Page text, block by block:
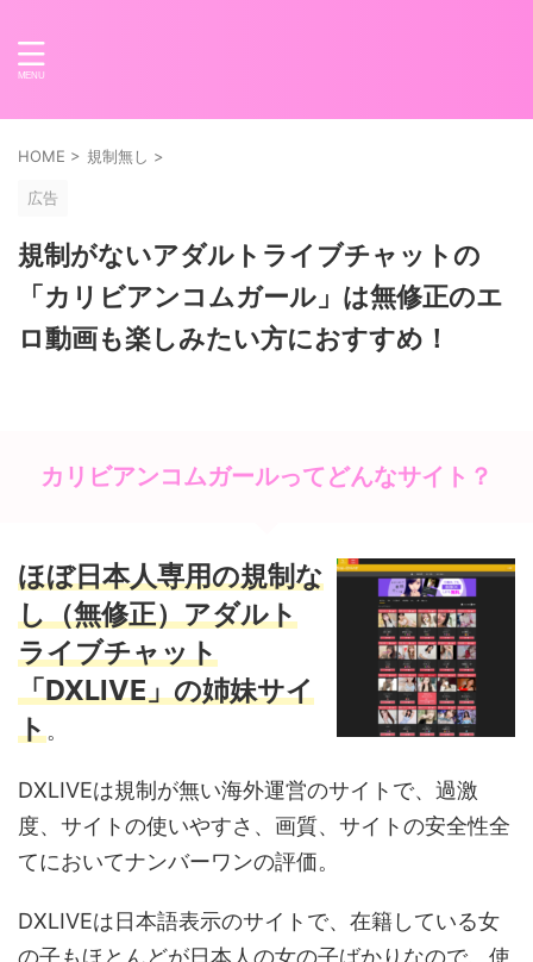
HOME > 規制無し >
広告
規制がないアダルトライブチャットの
「カリビアンコムガール」は無修正のエ
ロ動画も楽しみたい方におすすめ！
カリビアンコムガールってどんなサイト？
ほぼ日本人専用の規制な
し（無修正）アダルト
ライブチャット
「DXLIVE」の姉妹サイ
ト。
DXLIVEは規制が無い海外運営のサイトで、過激
度、サイトの使いやすさ、画質、サイトの安全性全
てにおいてナンバーワンの評価。
DXLIVEは日本語表示のサイトで、在籍している女
の子もほとんどが日本人の女の子ばかりなので、使